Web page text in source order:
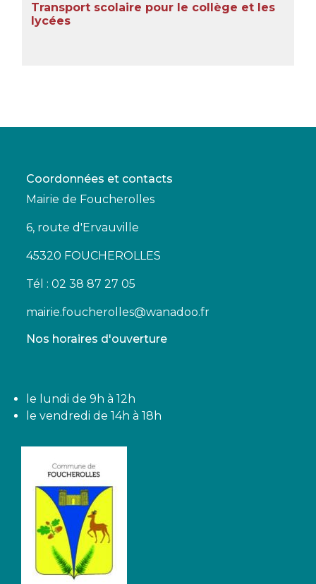
Transport scolaire pour le collège et les
lycées
Coordonnées et contacts
Mairie de Foucherolles
6, route d'Ervauville
45320 FOUCHEROLLES
Tél : 02 38 87 27 05
mairie.foucherolles@wanadoo.fr
Nos horaires d'ouverture
le lundi de 9h à 12h
le vendredi de 14h à 18h